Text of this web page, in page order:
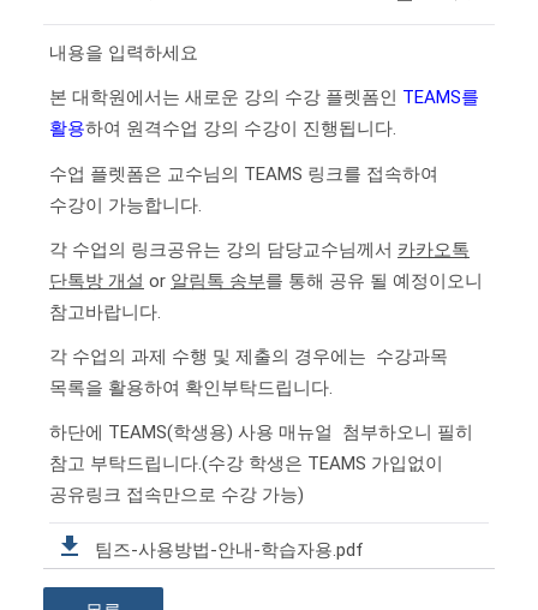
내용을 입력하세요
본 대학원에서는 새로운 강의 수강 플렛폼인 TEAMS를
활용하여 원격수업 강의 수강이 진행됩니다.
수업 플렛폼은 교수님의 TEAMS 링크를 접속하여
수강이 가능합니다.
각 수업의 링크공유는 강의 담당교수님께서 카카오톡
단톡방 개설 or 알림톡 송부를 통해 공유 될 예정이오니
참고바랍니다.
각 수업의 과제 수행 및 제출의 경우에는 수강과목
목록을 활용하여 확인부탁드립니다.
하단에 TEAMS(학생용) 사용 매뉴얼 첨부하오니 필히
참고 부탁드립니다.(수강 학생은 TEAMS 가입없이
공유링크 접속만으로 수강 가능)
팀즈-사용방법-안내-학습자용.pdf